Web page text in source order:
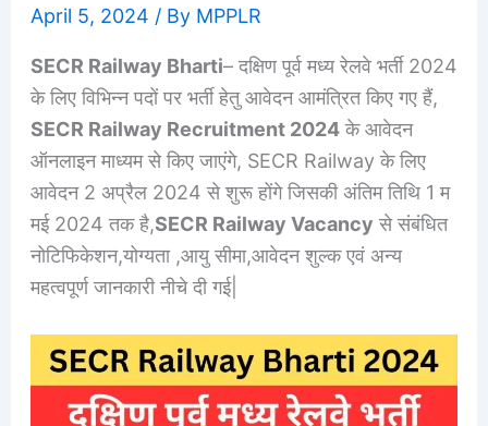
April 5, 2024 / By MPPLR
SECR Railway Bharti– दक्षिण पूर्व मध्य रेलवे भर्ती 2024
के लिए विभिन्न पदों पर भर्ती हेतु आवेदन आमंत्रित किए गए हैं,
SECR Railway Recruitment 2024के आवेदन
ऑनलाइन माध्यम से किए जाएंगे, SECR Railway के लिए
आवेदन 2 अप्रैल 2024 से शुरू होंगे जिसकी अंतिम तिथि 1 म
मई 2024 तक है,SECR Railway Vacancy से संबंधित
नोटिफिकेशन,योग्यता ,आयु सीमा,आवेदन शुल्क एवं अन्य
महत्वपूर्ण जानकारी नीचे दी गई|